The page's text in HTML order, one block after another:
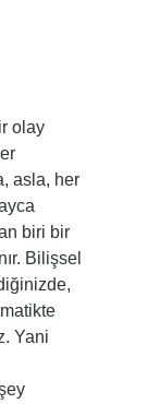
olay
asla, her
biri bir
Bilişsel
Yani